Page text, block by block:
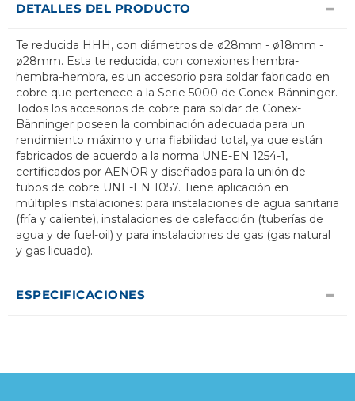
DETALLES DEL PRODUCTO
Te reducida HHH, con diámetros de ø28mm - ø18mm -
ø28mm. Esta te reducida, con conexiones hembra-
hembra-hembra, es un accesorio para soldar fabricado en
cobre que pertenece a la Serie 5000 de Conex-Bänninger.
Todos los accesorios de cobre para soldar de Conex-
Bänninger poseen la combinación adecuada para un
rendimiento máximo y una fiabilidad total, ya que están
fabricados de acuerdo a la norma UNE-EN 1254-1,
certificados por AENOR y diseñados para la unión de
tubos de cobre UNE-EN 1057. Tiene aplicación en
múltiples instalaciones: para instalaciones de agua sanitaria
(fría y caliente), instalaciones de calefacción (tuberías de
agua y de fuel-oil) y para instalaciones de gas (gas natural
y gas licuado).
ESPECIFICACIONES